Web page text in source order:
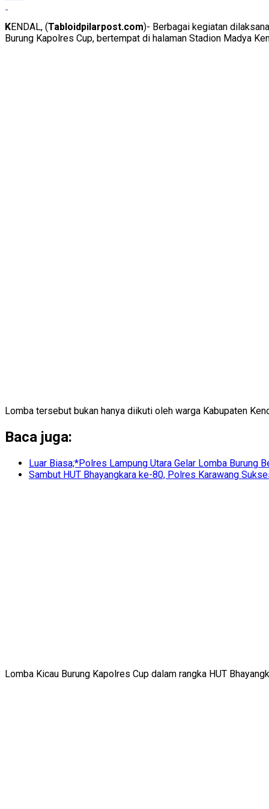
Share
KENDAL, (Tabloidpilarpost.com)- Berbagai kegiatan
Burung Kapolres Cup, bertempat di halaman Stadion Madya
Lomba tersebut bukan hanya diikuti oleh warga Kabupaten
Baca juga:
Luar Biasa;*Polres Lampung Utara Gelar Lomba Burung
Sambut HUT Bhayangkara ke-80, Polres Karawang
Lomba Kicau Burung Kapolres Cup dalam rangka HUT